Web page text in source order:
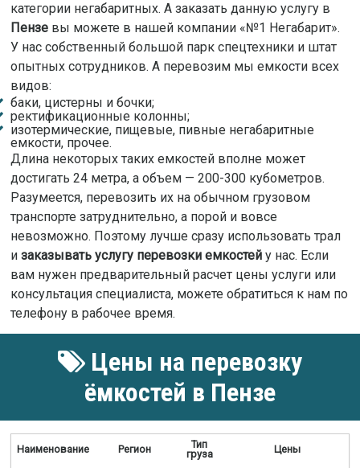
категории негабаритных. А заказать данную услугу в
Пензевы можете в нашей компании «№1 Негабарит».
У нас собственный большой парк спецтехники и штат
опытных сотрудников. А перевозим мы емкости всех
видов:
баки, цистерны и бочки;
ректификационные колонны;
изотермические, пищевые, пивные негабаритные
емкости, прочее.
Длина некоторых таких емкостей вполне может
достигать 24 метра, а объем — 200-300 кубометров.
Разумеется, перевозить их на обычном грузовом
транспорте затруднительно, а порой и вовсе
невозможно. Поэтому лучше сразу использовать трал
и заказывать услугу перевозки емкостейу нас. Если
вам нужен предварительный расчет цены услуги или
консультация специалиста, можете обратиться к нам по
телефону в рабочее время.
Цены на перевозку
ёмкостей в Пензе
Наименование Регион
Тип
груза
Цены